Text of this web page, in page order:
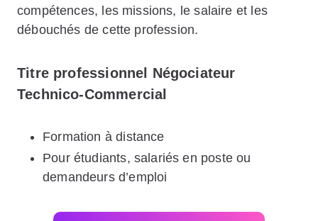
compétences, les missions, le salaire et les
débouchés de cette profession.
Titre professionnel Négociateur
Technico-Commercial
Formation à distance
Pour étudiants, salariés en poste ou
demandeurs d’emploi